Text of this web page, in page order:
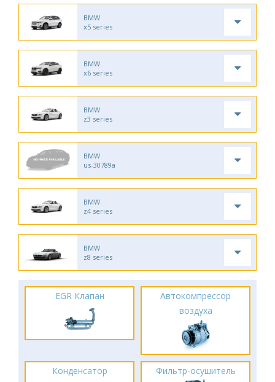
BMW
x5 series
BMW
x6 series
BMW
z3 series
BMW
us-30789a
BMW
z4 series
BMW
z8 series
EGR Клапан
Автокомпрессор
воздуха
Конденсатор Фильтр-осушитель